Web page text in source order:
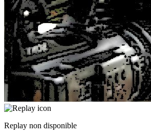
Replay non disponible